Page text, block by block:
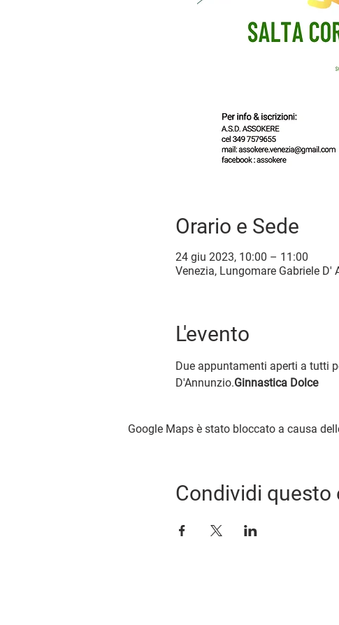
Orario e Sede
24 giu 2023, 10:00 – 11:00
Venezia, Lungomare Gabriele D'
L'evento
Due appuntamenti aperti a tutti
D'Annunzio.Ginnastica Dolce
Google Maps è stato bloccato a causa
Condividi questo